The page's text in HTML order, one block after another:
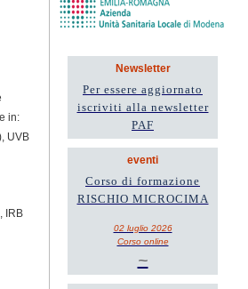
in:
UVB
IRB
Newsletter
Per essere aggiornato
iscriviti alla newsletter
PAF
eventi
Corso di formazione
RISCHIO MICROCIMA
02 luglio 2026
Corso online
~